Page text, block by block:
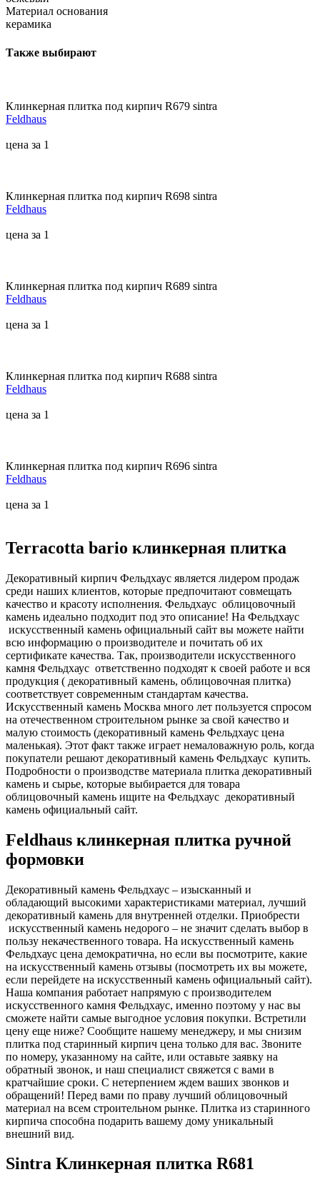
Материал основания
керамика
Также выбирают
Клинкерная плитка под кирпич R679 sintra
Feldhaus
цена за 1
Клинкерная плитка под кирпич R698 sintra
Feldhaus
цена за 1
Клинкерная плитка под кирпич R689 sintra
Feldhaus
цена за 1
Клинкерная плитка под кирпич R688 sintra
Feldhaus
цена за 1
Клинкерная плитка под кирпич R696 sintra
Feldhaus
цена за 1
Terracotta bario клинкерная плитка
Декоративный кирпич Фельдхаус является лидером продаж
среди наших клиентов, которые предпочитают совмещать
качество и красоту исполнения. Фельдхаус облицовочный
камень идеально подходит под это описание! На Фельдхаус
искусственный камень официальный сайт вы можете найти
всю информацию о производителе и почитать об их
сертификате качества. Так, производители искусственного
камня Фельдхаус ответственно подходят к своей работе и вся
продукция ( декоративный камень, облицовочная плитка)
соответствует современным стандартам качества.
Искусственный камень Москва много лет пользуется спросом
на отечественном строительном рынке за свой качество и
малую стоимость (декоративный камень Фельдхаус цена
маленькая). Этот факт также играет немаловажную роль, когда
покупатели решают декоративный камень Фельдхаус купить.
Подробности о производстве материала плитка декоративный
камень и сырье, которые выбирается для товара
облицовочный камень ищите на Фельдхаус декоративный
камень официальный сайт.
Feldhaus клинкерная плитка ручной
формовки
Декоративный камень Фельдхаус – изысканный и
обладающий высокими характеристиками материал, лучший
декоративный камень для внутренней отделки. Приобрести
искусственный камень недорого – не значит сделать выбор в
пользу некачественного товара. На искусственный камень
Фельдхаус цена демократична, но если вы посмотрите, какие
на искусственный камень отзывы (посмотреть их вы можете,
если перейдете на искусственный камень официальный сайт).
Наша компания работает напрямую с производителем
искусственного камня Фельдхаус, именно поэтому у нас вы
сможете найти самые выгодное условия покупки. Встретили
цену еще ниже? Сообщите нашему менеджеру, и мы снизим
плитка под старинный кирпич цена только для вас. Звоните
по номеру, указанному на сайте, или оставьте заявку на
обратный звонок, и наш специалист свяжется с вами в
кратчайшие сроки. С нетерпением ждем ваших звонков и
обращений! Перед вами по праву лучший облицовочный
материал на всем строительном рынке. Плитка из старинного
кирпича способна подарить вашему дому уникальный
внешний вид.
Sintra Клинкерная плитка R681